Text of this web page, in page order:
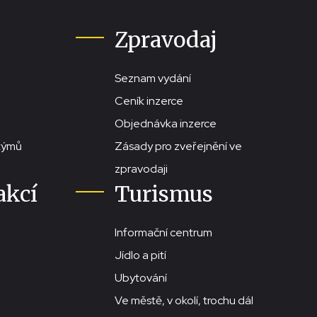
Zpravodaj
Seznam vydání
Ceník inzerce
Objednávka inzerce
Zásady pro zveřejnění ve
zpravodaji
Turismus
Informační centrum
Jídlo a pití
Ubytování
Ve městě, v okolí, trochu dál